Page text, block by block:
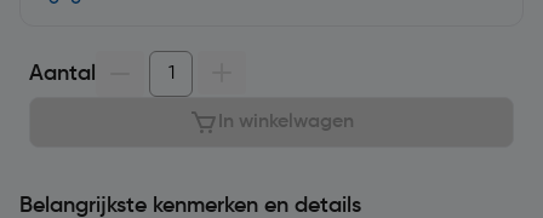
Aantal
In winkelwagen
Belangrijkste kenmerken en details